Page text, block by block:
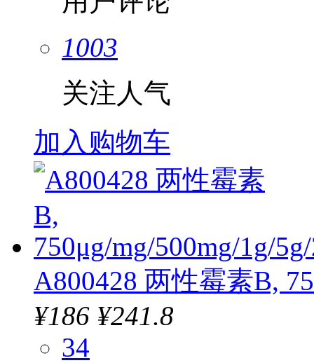
1003
关注人气
加入购物车
A800428 两性霉素B,
¥186 ¥241.8
34